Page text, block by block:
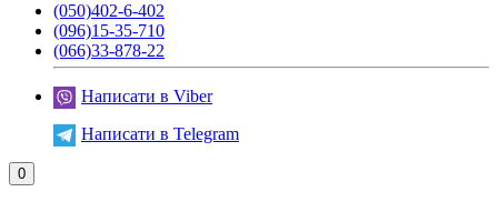
(050)402-6-402
(096)15-35-710
(066)33-878-22
Написати в Viber
Написати в Telegram
0